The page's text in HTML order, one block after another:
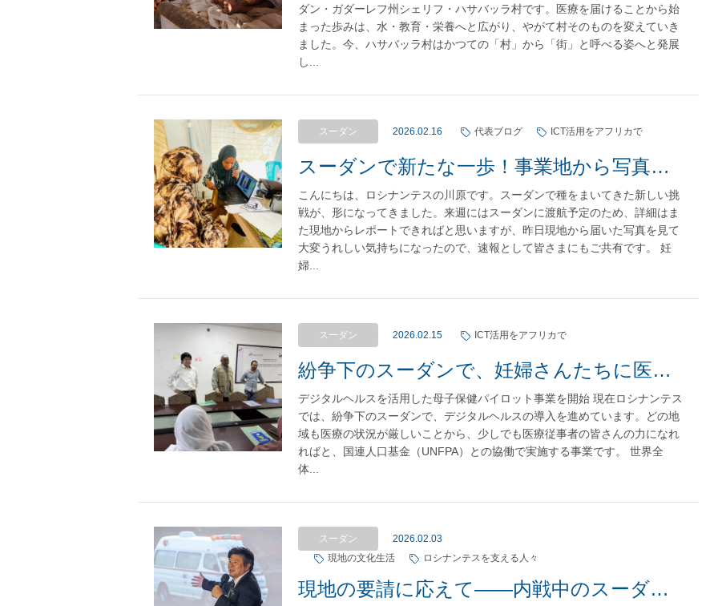
ダン・ガダーレフ州シェリフ・ハサバッラ村です。医療を届けることから始
まった歩みは、水・教育・栄養へと広がり、やがて村そのものを変えていき
ました。今、ハサバッラ村はかつての「村」から「街」と呼べる姿へと発展
し...
スーダン 2026.02.16 代表ブログ ICT活用をアフリカで
スーダンで新たな一歩！事業地から写真が届きました
こんにちは、ロシナンテスの川原です。スーダンで種をまいてきた新しい挑
戦が、形になってきました。来週にはスーダンに渡航予定のため、詳細はま
た現地からレポートできればと思いますが、昨日現地から届いた写真を見て
大変うれしい気持ちになったので、速報として皆さまにもご共有です。 妊
婦...
スーダン 2026.02.15 ICT活用をアフリカで
紛争下のスーダンで、妊婦さんたちに医療を届ける事業を開始
デジタルヘルスを活用した母子保健パイロット事業を開始 現在ロシナンテス
では、紛争下のスーダンで、デジタルヘルスの導入を進めています。どの地
域も医療の状況が厳しいことから、少しでも医療従事者の皆さんの力になれ
ればと、国連人口基金（UNFPA）との協働で実施する事業です。 世界全
体...
スーダン
2026.02.03
現地の文化生活
ロシナンテスを支える人々
現地の要請に応えて——内戦中のスーダンへ救急車を寄贈